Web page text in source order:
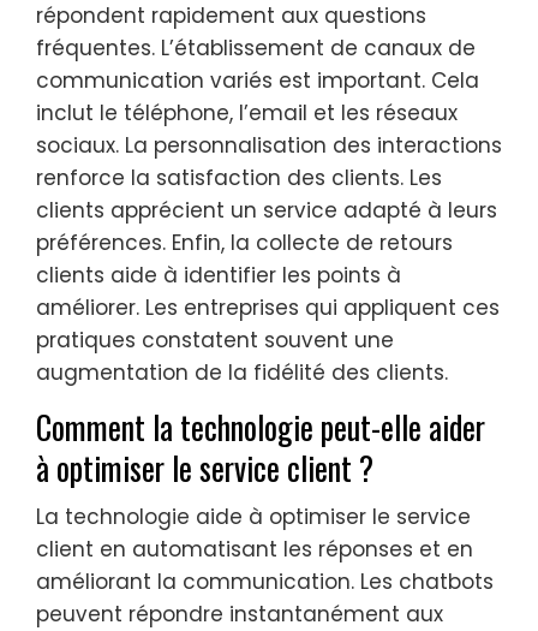
répondent rapidement aux questions
fréquentes. L’établissement de canaux de
communication variés est important. Cela
inclut le téléphone, l’email et les réseaux
sociaux. La personnalisation des interactions
renforce la satisfaction des clients. Les
clients apprécient un service adapté à leurs
préférences. Enfin, la collecte de retours
clients aide à identifier les points à
améliorer. Les entreprises qui appliquent ces
pratiques constatent souvent une
augmentation de la fidélité des clients.
Comment la technologie peut-elle aider
à optimiser le service client ?
La technologie aide à optimiser le service
client en automatisant les réponses et en
améliorant la communication. Les chatbots
peuvent répondre instantanément aux